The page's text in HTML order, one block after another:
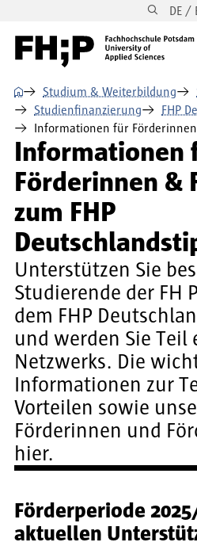
Direkt zur Hauptnavigation DE /
⌂ Studium & Weiterbildung
Studienfinanzierung
FHP
Informationen für
Informationen
Förderinnen &
zum FHP
Unterstützen Sie
Studierende der FH
dem FHP
und werden Sie Teil
Netzwerks. Die
Informationen zur
Vorteilen sowie
Förderinnen und
hier.
Förderperiode
aktuellen